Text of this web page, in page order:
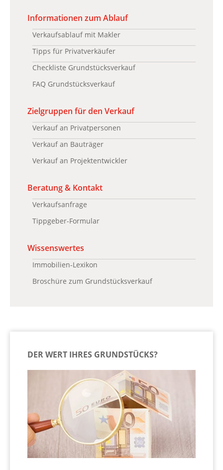
Informationen zum Ablauf
Verkaufsablauf mit Makler
Tipps für Privatverkäufer
Checkliste Grundstücksverkauf
FAQ Grundstücksverkauf
Zielgruppen für den Verkauf
Verkauf an Privatpersonen
Verkauf an Bauträger
Verkauf an Projektentwickler
Beratung & Kontakt
Verkaufsanfrage
Tippgeber-Formular
Wissenswertes
Immobilien-Lexikon
Broschüre zum Grundstücksverkauf
DER WERT IHRES GRUNDSTÜCKS?